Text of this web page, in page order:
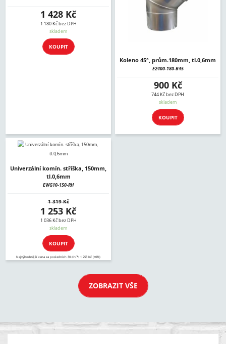
1 428 Kč
1 180 Kč bez DPH
skladem
KOUPIT
Koleno 45°, prům.180mm, tl.0,6mm
E2400-180-B45
900 Kč
744 Kč bez DPH
skladem
KOUPIT
Univerzální komín. stříška, 150mm,
tl.0,6mm
EWG10-150-RH
1 319 Kč
1 253 Kč
1 036 Kč bez DPH
skladem
KOUPIT
Nejvýhodnější cena za posledních 30 dní*: 1 253 Kč (+0%)
ZOBRAZIT VŠE